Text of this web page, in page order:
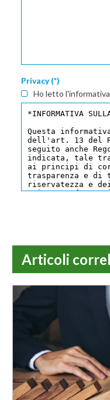
Privacy (*)
Ho letto
Articoli